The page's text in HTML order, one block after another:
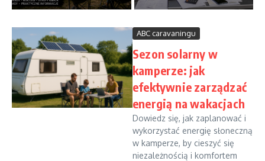
ABC caravaningu
Sezon solarny w
kamperze: jak
efektywnie zarządzać
energią na wakacjach
Dowiedz się, jak zaplanować i
wykorzystać energię słoneczną
w kamperze, by cieszyć się
niezależnością i komfortem